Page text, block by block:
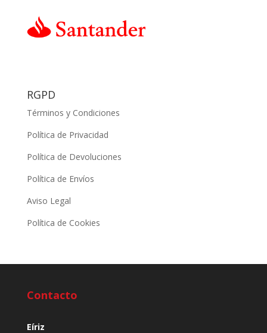
RGPD
Términos y Condiciones
Política de Privacidad
Política de Devoluciones
Política de Envíos
Aviso Legal
Política de Cookies
Contacto
Eíriz